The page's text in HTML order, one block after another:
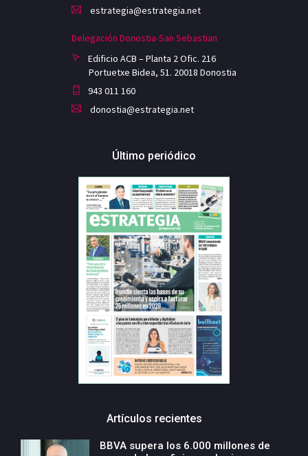
estrategia@estrategia.net
Delegación Donostia-San Sebastian
Edificio ACB – Planta 2 Ofic. 216
Portuetxe Bidea, 51. 20018 Donostia
943 011 160
donostia@estrategia.net
Último periódico
Artículos recientes
BBVA supera los 6.000 millones de